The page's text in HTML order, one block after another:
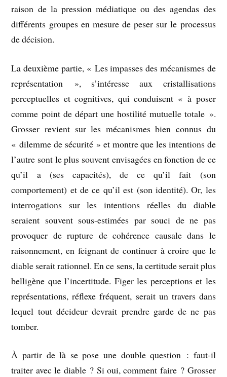
raison de la pression médiatique ou des agendas des
différents groupes en mesure de peser sur le processus
de décision.
La deuxième partie, « Les impasses des mécanismes de
représentation », s’intéresse aux cristallisations
perceptuelles et cognitives, qui conduisent « à poser
comme point de départ une hostilité mutuelle totale ».
Grosser revient sur les mécanismes bien connus du
« dilemme de sécurité » et montre que les intentions de
l’autre sont le plus souvent envisagées en fonction de ce
qu’il a (ses capacités), de ce qu’il fait (son
comportement) et de ce qu’il est (son identité). Or, les
interrogations sur les intentions réelles du diable
seraient souvent sous-estimées par souci de ne pas
provoquer de rupture de cohérence causale dans le
raisonnement, en feignant de continuer à croire que le
diable serait rationnel. En ce sens, la certitude serait plus
belligène que l’incertitude. Figer les perceptions et les
représentations, réflexe fréquent, serait un travers dans
lequel tout décideur devrait prendre garde de ne pas
tomber.
À partir de là se pose une double question : faut-il
traiter avec le diable ? Si oui, comment faire ? Grosser